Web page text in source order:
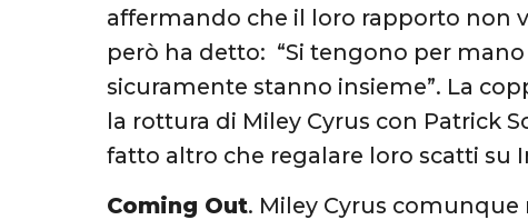
affermando che il loro rapporto non
però ha detto: “Si tengono per
sicuramente stanno insieme”. La
la rottura di Miley Cyrus con Patrick
fatto altro che regalare loro scatti su
Coming Out. Miley Cyrus